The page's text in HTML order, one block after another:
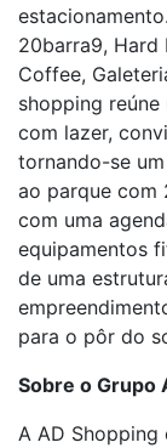
20barra9, Hard
Coffee,
shopping
com lazer,
tornando-se
ao parque com
com uma
equipamentos
de uma
para o pôr do
Sobre o Grupo
A AD Shopping